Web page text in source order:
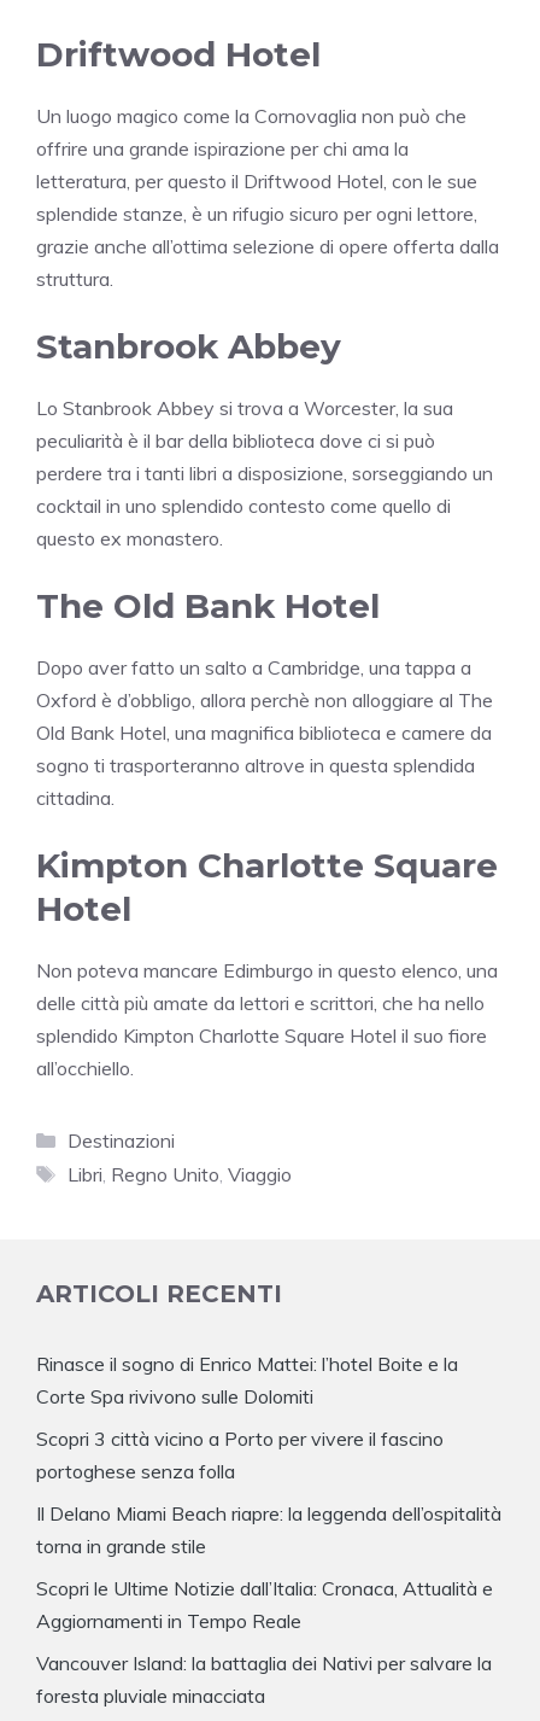
Driftwood Hotel
Un luogo magico come la Cornovaglia non può che
offrire una grande ispirazione per chi ama la
letteratura, per questo il Driftwood Hotel, con le sue
splendide stanze, è un rifugio sicuro per ogni lettore,
grazie anche all’ottima selezione di opere offerta dalla
struttura.
Stanbrook Abbey
Lo Stanbrook Abbey si trova a Worcester, la sua
peculiarità è il bar della biblioteca dove ci si può
perdere tra i tanti libri a disposizione, sorseggiando un
cocktail in uno splendido contesto come quello di
questo ex monastero.
The Old Bank Hotel
Dopo aver fatto un salto a Cambridge, una tappa a
Oxford è d’obbligo, allora perchè non alloggiare al The
Old Bank Hotel, una magnifica biblioteca e camere da
sogno ti trasporteranno altrove in questa splendida
cittadina.
Kimpton Charlotte Square
Hotel
Non poteva mancare Edimburgo in questo elenco, una
delle città più amate da lettori e scrittori, che ha nello
splendido Kimpton Charlotte Square Hotel il suo fiore
all’occhiello.
Categorie
Destinazioni
Tag
Libri Regno Unito Viaggio
ARTICOLI RECENTI
Rinasce il sogno di Enrico Mattei: l’hotel Boite e la
Corte Spa rivivono sulle Dolomiti
Scopri 3 città vicino a Porto per vivere il fascino
portoghese senza folla
Il Delano Miami Beach riapre: la leggenda dell’ospitalità
torna in grande stile
Scopri le Ultime Notizie dall’Italia: Cronaca, Attualità e
Aggiornamenti in Tempo Reale
Vancouver Island: la battaglia dei Nativi per salvare la
foresta pluviale minacciata